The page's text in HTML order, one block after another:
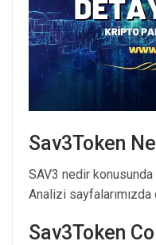
Sav3Token
SAV3 nedir
Analizi sayfalarımızda
Sav3Token